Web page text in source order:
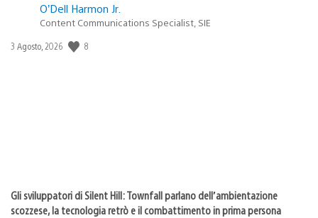
O’Dell Harmon Jr.
Content Communications Specialist, SIE
Data
3 Agosto, 2026 8
Gli sviluppatori di Silent Hill: Townfall parlano dell’ambientazione
scozzese, la tecnologia retrò e il combattimento in prima persona